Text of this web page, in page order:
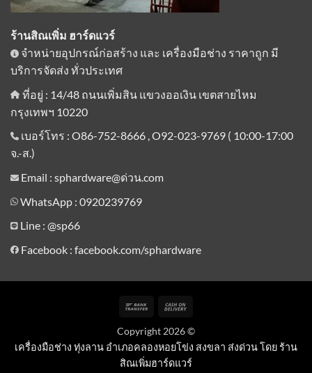
ร้านสิณเพิ่ม ฮาร์ดแวร์
จำหน่ายอุปกรณ์ก่อสร้าง และ เครื่องมือช่าง ราคาถูก มี
บริการจัดส่ง ทั่วประเทศ
ที่อยู่ : 14/48 ถนนเพิ่มสิน แขวงออเงิน เขตสายไหม
กรุงเทพฯ 10220
เบอร์โทร : O86-752-8666 , O92-023-9769 ( 10:00-17:00
จ.-ส.)
Email : sphardware@ด่วน.com
WhatsApp : 0920239769
Line : @sp66
Facebook : facebook.com/sphardware
Bank
Delivery
Copyright 2026 ©
เครื่องมือช่าง ทุ่งลาน อำเภอคลองหอยโข่ง สงขลา ส่งด่วน โดย ร้าน
สิณเพิ่มฮาร์ดแวร์